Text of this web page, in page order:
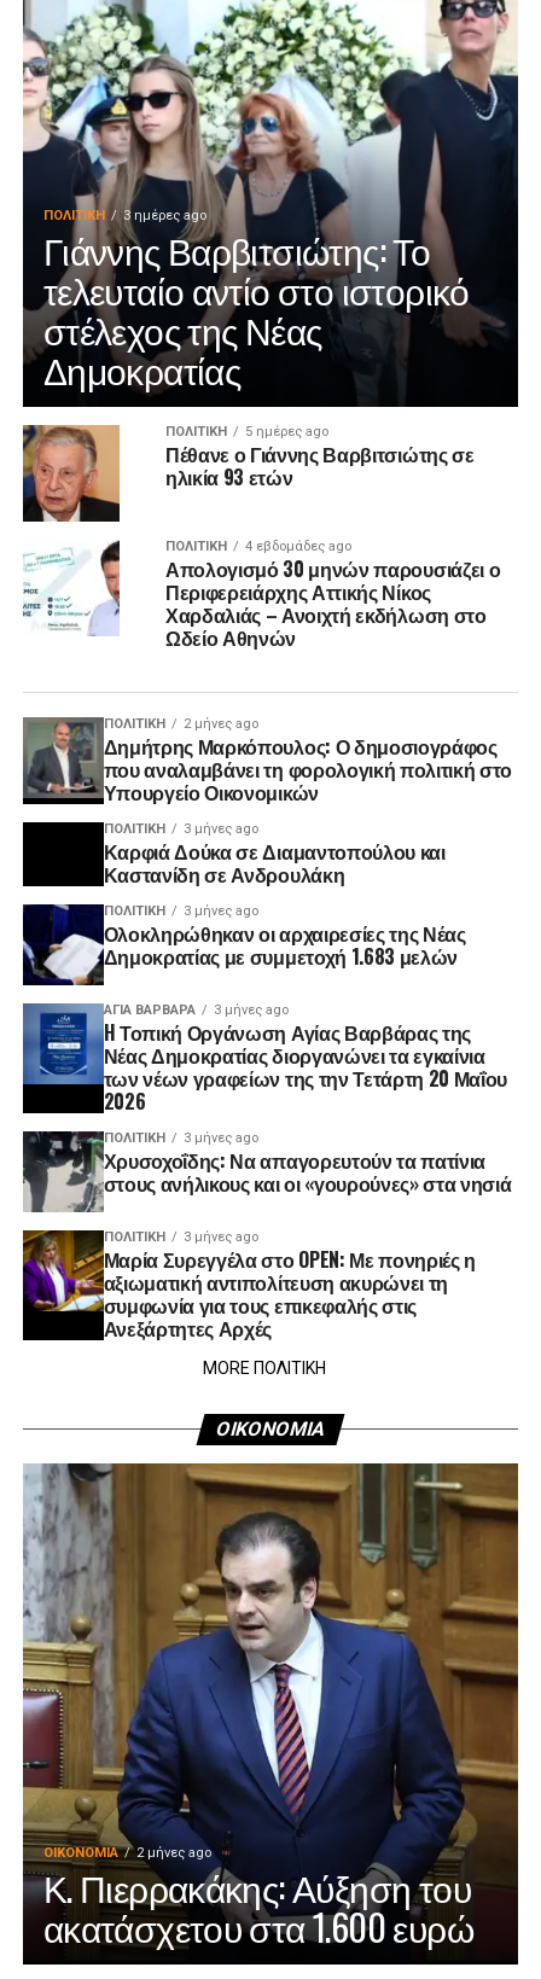
ΠΟΛΙΤΙΚΉ 3 ημέρες ago
Γιάννης Βαρβιτσιώτης: Το
τελευταίο αντίο στο ιστορικό
στέλεχος της Νέας
Δημοκρατίας
ΠΟΛΙΤΙΚΉ 5 ημέρες ago
Πέθανε ο Γιάννης Βαρβιτσιώτης σε
ηλικία 93 ετών
ΠΟΛΙΤΙΚΉ 4 εβδομάδες ago
Απολογισμό 30 μηνών παρουσιάζει ο
Περιφερειάρχης Αττικής Νίκος
Χαρδαλιάς – Ανοιχτή εκδήλωση στο
Ωδείο Αθηνών
ΠΟΛΙΤΙΚΉ 2 μήνες ago
Δημήτρης Μαρκόπουλος: Ο δημοσιογράφος
που αναλαμβάνει τη φορολογική πολιτική στο
Υπουργείο Οικονομικών
ΠΟΛΙΤΙΚΉ 3 μήνες ago
Καρφιά Δούκα σε Διαμαντοπούλου και
Καστανίδη σε Ανδρουλάκη
ΠΟΛΙΤΙΚΉ 3 μήνες ago
Ολοκληρώθηκαν οι αρχαιρεσίες της Νέας
Δημοκρατίας με συμμετοχή 1.683 μελών
ΑΓΙΑ ΒΑΡΒΑΡΑ 3 μήνες ago
H Τοπική Οργάνωση Αγίας Βαρβάρας της
Νέας Δημοκρατίας διοργανώνει τα εγκαίνια
των νέων γραφείων της την Τετάρτη 20 Μαΐου
2026
ΠΟΛΙΤΙΚΉ 3 μήνες ago
Χρυσοχοΐδης: Να απαγορευτούν τα πατίνια
στους ανήλικους και οι «γουρούνες» στα νησιά
ΠΟΛΙΤΙΚΉ 3 μήνες ago
Μαρία Συρεγγέλα στο OPEN: Με πονηριές η
αξιωματική αντιπολίτευση ακυρώνει τη
συμφωνία για τους επικεφαλής στις
Ανεξάρτητες Αρχές
MORE ΠΟΛΙΤΙΚΗ
ΟΙΚΟΝΟΜΙΑ
ΟΙΚΟΝΟΜΊΑ 2 μήνες ago
Κ. Πιερρακάκης: Αύξηση του
ακατάσχετου στα 1.600 ευρώ